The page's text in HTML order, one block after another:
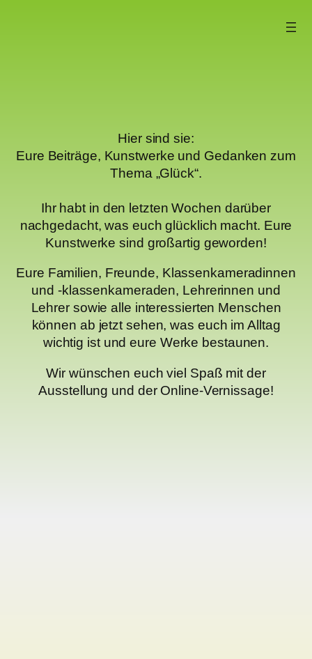
Hier sind sie:
Eure Beiträge, Kunstwerke und Gedanken zum
Thema „Glück“.
Ihr habt in den letzten Wochen darüber
nachgedacht, was euch glücklich macht. Eure
Kunstwerke sind großartig geworden!
Eure Familien, Freunde, Klassenkameradinnen
und -klassenkameraden, Lehrerinnen und
Lehrer sowie alle interessierten Menschen
können ab jetzt sehen, was euch im Alltag
wichtig ist und eure Werke bestaunen.
Wir wünschen euch viel Spaß mit der
Ausstellung und der Online-Vernissage!